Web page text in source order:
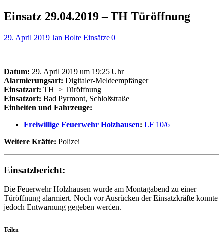
Einsatz 29.04.2019 – TH Türöffnung
29. April 2019 Jan Bolte Einsätze 0
Datum: 29. April 2019 um 19:25 Uhr
Alarmierungsart: Digitaler-Meldeempfänger
Einsatzart: TH > Türöffnung
Einsatzort: Bad Pyrmont, Schloßstraße
Einheiten und Fahrzeuge:
Freiwillige Feuerwehr Holzhausen: LF 10/6
Weitere Kräfte: Polizei
Einsatzbericht:
Die Feuerwehr Holzhausen wurde am Montagabend zu einer
Türöffnung alarmiert. Noch vor Ausrücken der Einsatzkräfte konnte
jedoch Entwarnung gegeben werden.
Teilen